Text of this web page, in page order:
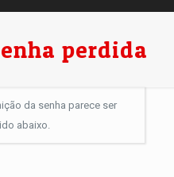
perdida
da senha parece ser
abaixo.